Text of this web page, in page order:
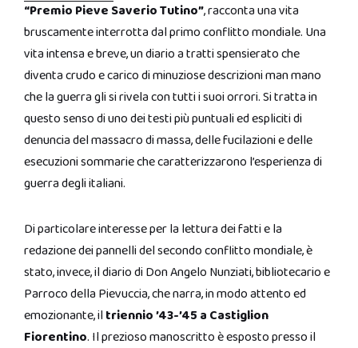
“Premio Pieve Saverio Tutino”, racconta una vita
bruscamente interrotta dal primo conflitto mondiale. Una
vita intensa e breve, un diario a tratti spensierato che
diventa crudo e carico di minuziose descrizioni man mano
che la guerra gli si rivela con tutti i suoi orrori. Si tratta in
questo senso di uno dei testi più puntuali ed espliciti di
denuncia del massacro di massa, delle fucilazioni e delle
esecuzioni sommarie che caratterizzarono l’esperienza di
guerra degli italiani.
Di particolare interesse per la lettura dei fatti e la
redazione dei pannelli del secondo conflitto mondiale, è
stato, invece, il diario di Don Angelo Nunziati, bibliotecario e
Parroco della Pievuccia, che narra, in modo attento ed
emozionante, il triennio ’43-’45 a Castiglion
Fiorentino. Il prezioso manoscritto è esposto presso il